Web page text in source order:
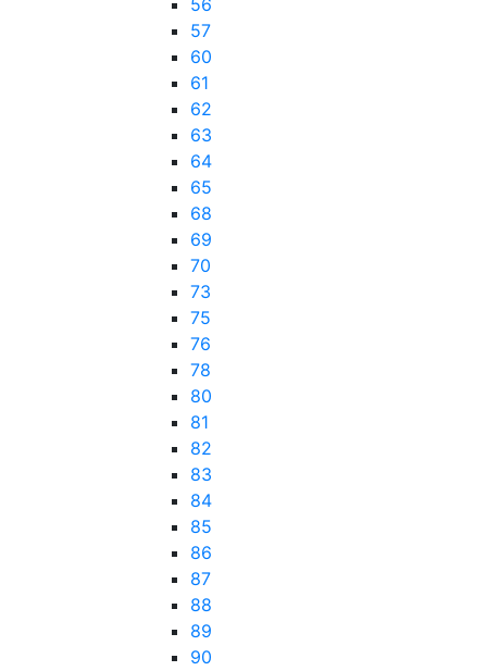
56
57
60
61
62
63
64
65
68
69
70
73
75
76
78
80
81
82
83
84
85
86
87
88
89
90